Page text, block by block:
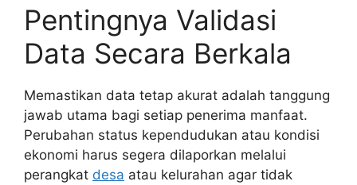
Pentingnya Validasi
Data Secara Berkala
Memastikan data tetap akurat adalah tanggung
jawab utama bagi setiap penerima manfaat.
Perubahan status kependudukan atau kondisi
ekonomi harus segera dilaporkan melalui
perangkat desa atau kelurahan agar tidak